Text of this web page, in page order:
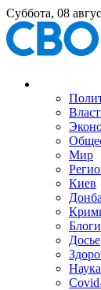
Суббота, 08
Мир
Киев
Блоги
Досье
Наука